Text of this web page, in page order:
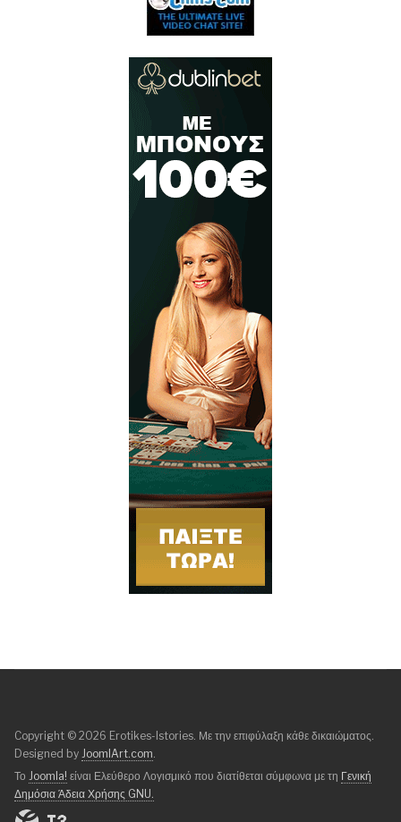
Copyright © 2026 Erotikes-Istories. Με την επιφύλαξη κάθε δικαιώματος.
Designed by JoomlArt.com
Το Joomla! είναι Ελεύθερο Λογισμικό που διατίθεται σύμφωνα με τη Γενική
Δημόσια Άδεια Χρήσης GNU.